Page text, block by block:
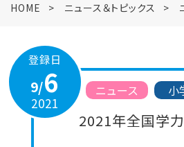
HOME ニュース＆トピックス
登録日
9/6
2021
ニュース 小
2021年全国学